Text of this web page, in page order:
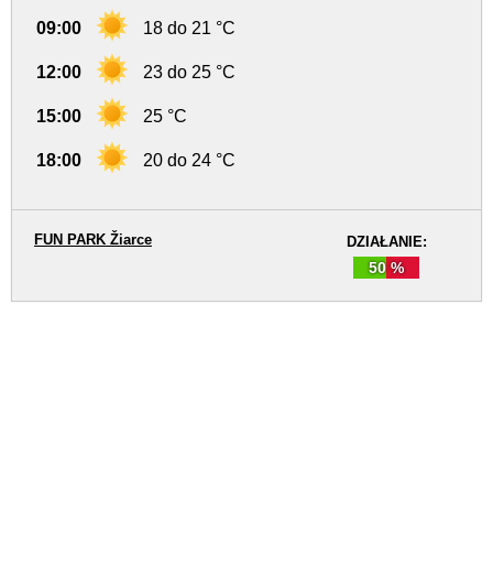
09:00 18 do 21 °C
12:00 23 do 25 °C
15:00 25 °C
18:00 20 do 24 °C
DZIAŁANIE:
50 %
FUN PARK Žiarce